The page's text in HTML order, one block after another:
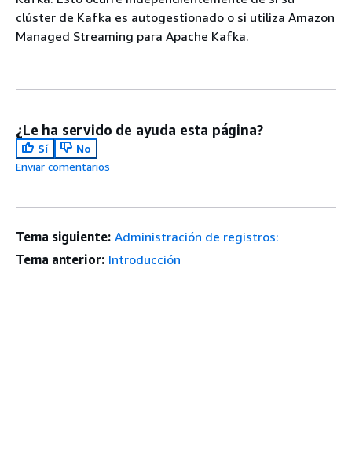
clúster de Kafka es autogestionado o si utiliza Amazon
Managed Streaming para Apache Kafka.
¿Le ha servido de ayuda esta página?
Sí
No
Enviar comentarios
Tema siguiente: Administración de registros:
Tema anterior: Introducción